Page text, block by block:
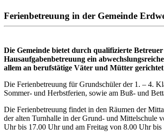
Ferienbetreuung in der Gemeinde
Die Gemeinde bietet durch qualifizierte
Hausaufgabenbetreuung ein
allem an berufstätige Väter und Mütter
Die Ferienbetreuung für Grundschüler der 1. – 4.
Sommer- und Herbstferien, sowie am Buß- und
Die Ferienbetreuung findet in den Räumen der
der alten Turnhalle in der Grund- und Mittelschule
Uhr bis 17.00 Uhr und am Freitag von 8.00 Uhr bis